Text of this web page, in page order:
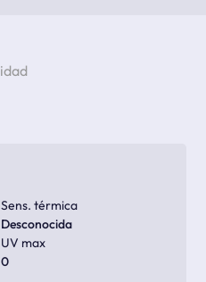
Sens. térmica
Desconocida
UV max
0